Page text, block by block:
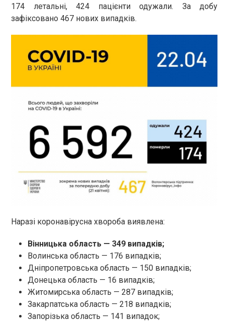
174 летальні, 424 пацієнти одужали. За добу
зафіксовано 467 нових випадків.
Наразі коронавірусна хвороба виявлена:
Вінницька область — 349 випадків;
Волинська область — 176 випадків;
Дніпропетровська область — 150 випадків;
Донецька область — 16 випадків;
Житомирська область — 287 випадків;
Закарпатська область — 218 випадків;
Запорізька область — 141 випадок;